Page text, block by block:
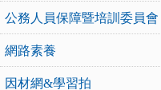
公務人員保障暨培訓委員會
網路素養
因材網&學習拍